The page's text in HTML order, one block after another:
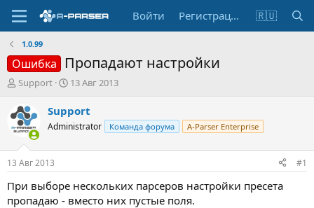
Войти Регистрация 🇷🇺
1.0.99
Ошибка Пропадают настройки
А
т
о
р
т
е
м
ы
Support
Д
т
а
н
а
л
13 Авг 2013
Support
Administrator Команда форума A-Parser Enterprise
13 Авг 2013 #1
При выборе нескольких парсеров настройки пресета
пропадаю - вместо них пустые поля.